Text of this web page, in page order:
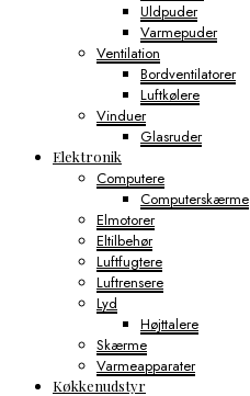
Uldpuder
Varmepuder
Ventilation
Bordventilatorer
Luftkølere
Vinduer
Glasruder
Elektronik
Computere
Computerskærme
Elmotorer
Eltilbehør
Luftfugtere
Luftrensere
Lyd
Højttalere
Skærme
Varmeapparater
Køkkenudstyr